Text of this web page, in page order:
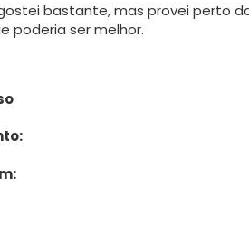
bastante, mas provei perto
poderia ser melhor.